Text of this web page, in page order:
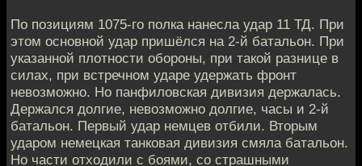
По позициям 1075-го полка нанесла удар 11 ТД. При
этом основной удар пришёлся на 2-й батальон. При
указанной плотности обороны, при такой разнице в
силах, при встречном ударе удержать фронт
невозможно. Но панфиловская дивизия держалась.
Держался долгие, невозможно долгие, часы и 2-й
батальон. Первый удар немцев отбили. Вторым
ударом немецкая танковая дивизия смяла батальон.
Но части отходили с боями, со страшными